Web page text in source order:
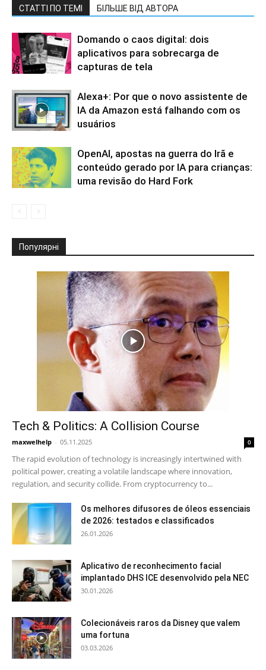
СТАТТІ ПО ТЕМІ БІЛЬШЕ ВІД АВТОРА
Domando o caos digital: dois
aplicativos para sobrecarga de
capturas de tela
Alexa+: Por que o novo assistente de
IA da Amazon está falhando com os
usuários
OpenAI, apostas na guerra do Irã e
conteúdo gerado por IA para crianças:
uma revisão do Hard Fork
Популярні
Tech & Politics: A Collision Course
maxwelhelp - 05.11.2025 0
The rapid evolution of technology is increasingly intertwined with
political power, creating a volatile landscape where innovation,
regulation, and security collide. From cryptocurrency to...
Os melhores difusores de óleos essenciais
de 2026: testados e classificados
26.01.2026
Aplicativo de reconhecimento facial
implantado DHS ICE desenvolvido pela NEC
30.01.2026
Colecionáveis raros da Disney que valem
uma fortuna
03.03.2026